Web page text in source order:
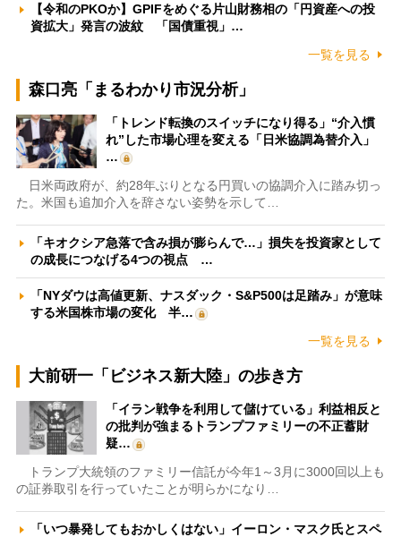
【令和のPKOか】GPIFをめぐる片山財務相の「円資産への投
資拡大」発言の波紋 「国債重視」…
一覧を見る
森口亮「まるわかり市況分析」
「トレンド転換のスイッチになり得る」“介入慣
れ”した市場心理を変える「日米協調為替介入」
…
日米両政府が、約28年ぶりとなる円買いの協調介入に踏み切っ
た。米国も追加介入を辞さない姿勢を示して…
「キオクシア急落で含み損が膨らんで…」損失を投資家として
の成長につなげる4つの視点 …
「NYダウは高値更新、ナスダック・S&P500は足踏み」が意味
する米国株市場の変化 半…
一覧を見る
大前研一「ビジネス新大陸」の歩き方
「イラン戦争を利用して儲けている」利益相反と
の批判が強まるトランプファミリーの不正蓄財
疑…
トランプ大統領のファミリー信託が今年1～3月に3000回以上も
の証券取引を行っていたことが明らかになり…
「いつ暴発してもおかしくはない」イーロン・マスク氏とスペ